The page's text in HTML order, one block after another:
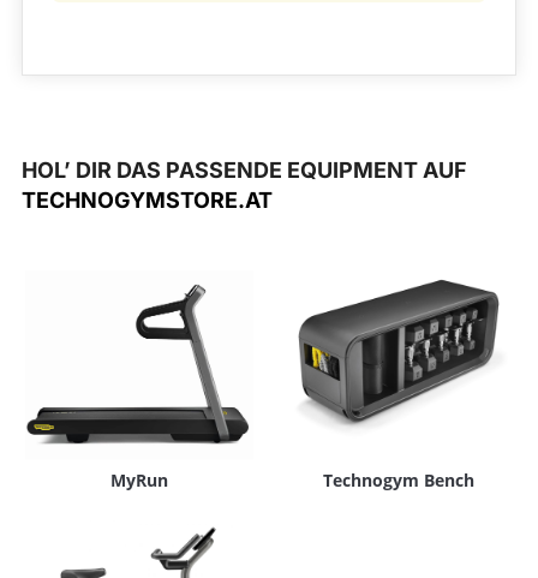
HOL’ DIR DAS PASSENDE EQUIPMENT AUF
TECHNOGYMSTORE.AT
MyRun Technogym Bench